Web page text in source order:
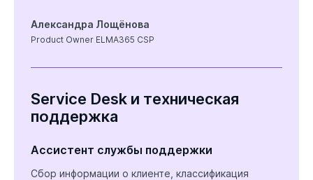
Александра Лощёнова
Product Owner ELMA365 CSP
Service Desk и техническая
поддержка
Ассистент службы поддержки
Сбор информации о клиенте, классификация